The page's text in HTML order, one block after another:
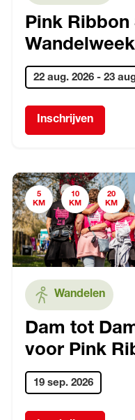
Pink Ribbon
22 aug. 2026 - 23
Inschrijven
5
KM
10
KM
20
KM
Wandelen
Dam tot
voor Pink
19 sep. 2026